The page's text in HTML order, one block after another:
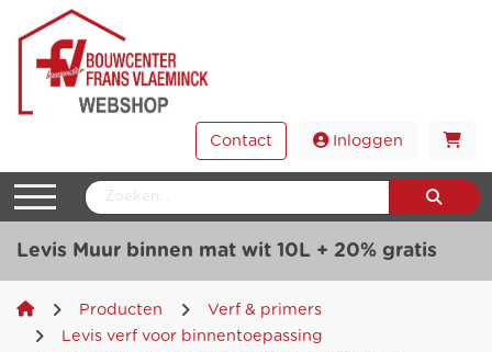
Contact Inloggen
Levis Muur binnen mat wit 10L + 20% gratis
Producten
Verf & primers
Levis verf voor binnentoepassing